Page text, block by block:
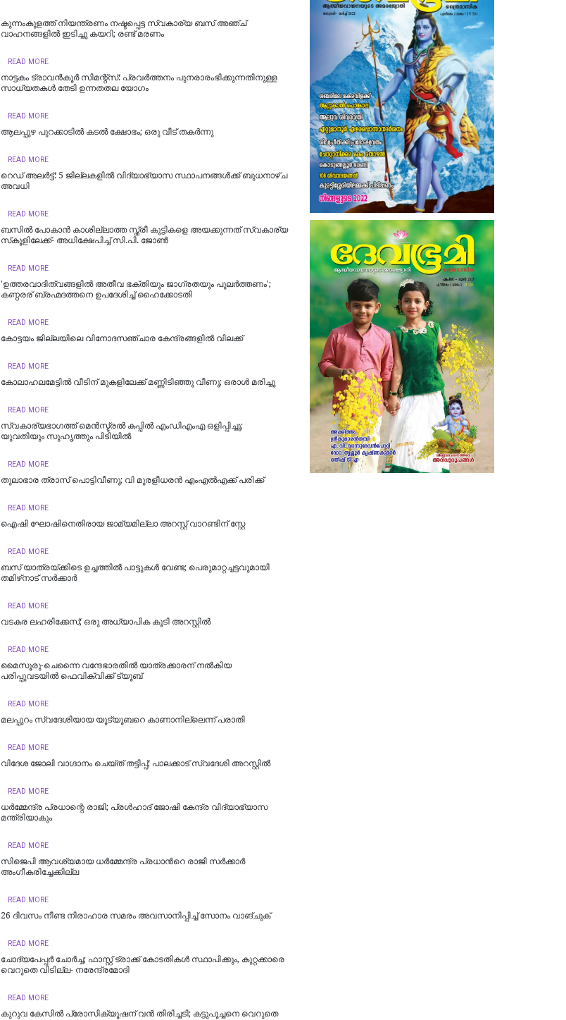
കുന്നംകുളത്ത് നിയന്ത്രണം നഷ്ടപ്പെട്ട സ്വകാര്യ ബസ് അഞ്ച്
വാഹനങ്ങളിൽ ഇടിച്ചു കയറി; രണ്ട് മരണം
READ MORE
നാട്ടകം ട്രാവൻകൂർ സിമന്റ്സ്: പ്രവർത്തനം പുനരാരംഭിക്കുന്നതിനുള്ള
സാധ്യതകൾ തേടി ഉന്നതതല യോഗം
READ MORE
ആലപ്പുഴ പുറക്കാടിൽ കടൽ ക്ഷോഭം; ഒരു വീട് തകർന്നു
READ MORE
റെഡ് അലർട്ട്: 5 ജില്ലകളിൽ വിദ്യാഭ്യാസ സ്ഥാപനങ്ങൾക്ക് ബുധനാഴ്ച
അവധി
READ MORE
ബസിൽ പോകാൻ കാശില്ലാത്ത സ്ത്രീ കുട്ടികളെ അയക്കുന്നത് സ്വകാര്യ
സ്‌കൂളിലേക്ക്- അധിക്ഷേപിച്ച് സി.പി. ജോൺ
READ MORE
'ഉത്തരവാദിത്വങ്ങളിൽ അതീവ ഭക്തിയും ജാഗ്രതയും പുലര്‍ത്തണം';
കണ്ഠരര് ബ്രഹ്മദത്തനെ ഉപദേശിച്ച് ഹൈക്കോടതി
READ MORE
കോട്ടയം ജില്ലയിലെ വിനോദസഞ്ചാര കേന്ദ്രങ്ങളിൽ വിലക്ക്
READ MORE
കോലാഹലമേട്ടിൽ വീടിന് മുകളിലേക്ക് മണ്ണിടിഞ്ഞു വീണു; ഒരാൾ മരിച്ചു
READ MORE
സ്വകാര്യഭാഗത്ത് മെൻസ്ട്രൽ കപ്പിൽ എംഡിഎംഎ ഒളിപ്പിച്ചു;
യുവതിയും സുഹൃത്തും പിടിയിൽ
READ MORE
തുലാഭാര ത്രാസ് പൊട്ടിവീണു; വി മുരളീധരന്‍ എംഎല്‍എക്ക് പരിക്ക്
READ MORE
ഐഷി ഘോഷിനെതിരായ ജാമ്യമില്ലാ അറസ്റ്റ് വാറണ്ടിന് സ്റ്റേ
READ MORE
ബസ് യാത്രയ്ക്കിടെ ഉച്ചത്തിൽ പാട്ടുകൾ വേണ്ട; പെരുമാറ്റച്ചട്ടവുമായി
തമിഴ്‌നാട് സര്‍ക്കാര്‍
READ MORE
വടകര ലഹരിക്കേസ്; ഒരു അധ്യാപിക കൂടി അറസ്റ്റില്‍
READ MORE
മൈസൂരു-ചെന്നൈ വന്ദേഭാരതില്‍ യാത്രക്കാരന് നല്‍കിയ
പരിപ്പുവടയില്‍ ഫെവിക്വിക്ക് ട്യൂബ്
READ MORE
മലപ്പുറം സ്വദേശിയായ യൂട്യൂബറെ കാണാനില്ലെന്ന് പരാതി
READ MORE
വിദേശ ജോലി വാഗ്ദാനം ചെയ്ത് തട്ടിപ്പ്; പാലക്കാട് സ്വദേശി അറസ്റ്റിൽ
READ MORE
ധര്‍മ്മേന്ദ്ര പ്രധാന്റെ രാജി; പ്രള്‍ഹാദ് ജോഷി കേന്ദ്ര വിദ്യാഭ്യാസ
മന്ത്രിയാകും
READ MORE
സിജെപി ആവശ്യമായ ധർമ്മേന്ദ്ര പ്രധാന്‍റെ രാജി സർക്കാർ
അംഗീകരിച്ചേക്കില്ല
READ MORE
26 ദിവസം നീണ്ട നിരാഹാര സമരം അവസാനിപ്പിച്ച് സോനം വാങ്ചുക്
READ MORE
ചോദ്യപേപ്പർ ചോർച്ച; ഫാസ്റ്റ് ട്രാക്ക് കോടതികള്‍ സ്ഥാപിക്കും, കുറ്റക്കാരെ
വെറുതെ വിടില്ല- നരേന്ദ്രമോദി
READ MORE
കുറുവ കേസിൽ പ്രോസിക്യൂഷന് വൻ തിരിച്ചടി; കട്ടുപൂച്ചനെ വെറുതെ